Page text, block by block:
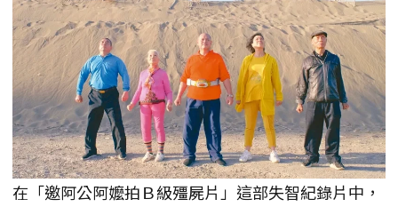
在「邀阿公阿嬤拍Ｂ級殭屍片」這部失智紀錄片中，